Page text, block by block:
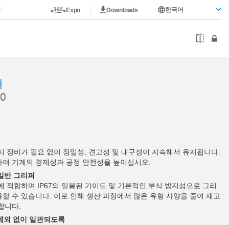
Expo Downloads 한국어
정비가 필요 없이 정밀성, 견고성 및 내구성이 지속해서 유지됩니다.
기계의 경제성과 공정 안전성을 높이십시오.
반 그리퍼
적합하며 IP67의 밀봉된 가이드 및 기본적인 부식 방지성으로 그리
수 있습니다. 이로 인해 생산 과정에서 많은 유형 사양을 줄여 재고
니다.
외 없이 일관되도록